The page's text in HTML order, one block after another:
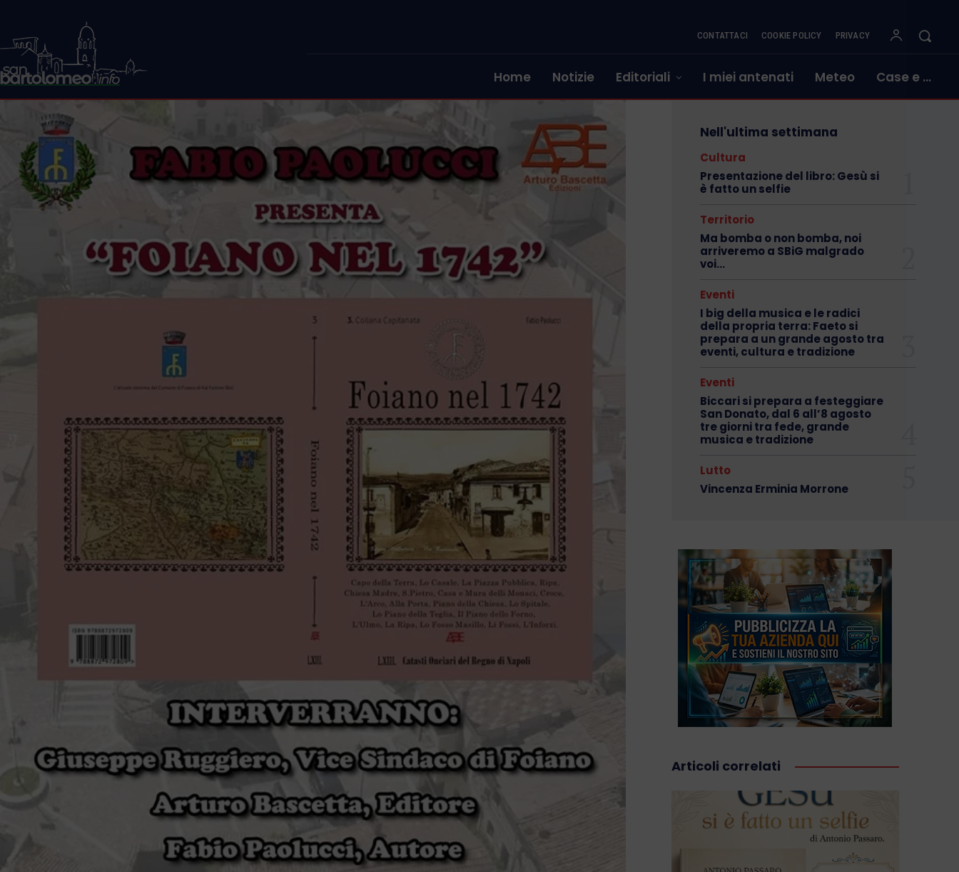
CONTATTACI COOKIE POLICY PRIVACY
Home Notizie Editoriali I miei antenati Meteo Case e …
Nell'ultima settimana
Cultura
Presentazione del libro: Gesù si
è fatto un selfie
Territorio
Ma bomba o non bomba, noi
arriveremo a SBiG malgrado
voi…
Eventi
I big della musica e le radici
della propria terra: Faeto si
prepara a un grande agosto tra
eventi, cultura e tradizione
Eventi
Biccari si prepara a festeggiare
San Donato, dal 6 all’8 agosto
tre giorni tra fede, grande
musica e tradizione
Lutto
Vincenza Erminia Morrone
Articoli correlati